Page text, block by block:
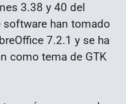
3.38 y 40 del
han tomado
7.2.1 y se ha
como tema de GTK